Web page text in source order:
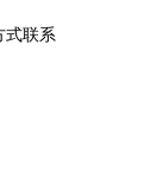
式联系